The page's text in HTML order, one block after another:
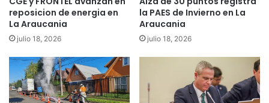
r
a
c
a
n
í
c
i
ó
d
e
l
a
reposicion de energia en
La Araucania
julio 18, 2026
la PAES de Invierno en La
Araucania
julio 18, 2026